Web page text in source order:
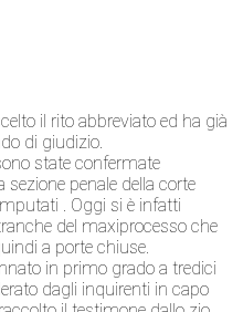
il rito abbreviato ed ha già
di giudizio.
state confermate
penale della corte
. Oggi si è infatti
del maxiprocesso che
a porte chiuse.
in primo grado a tredici
dagli inquirenti in capo